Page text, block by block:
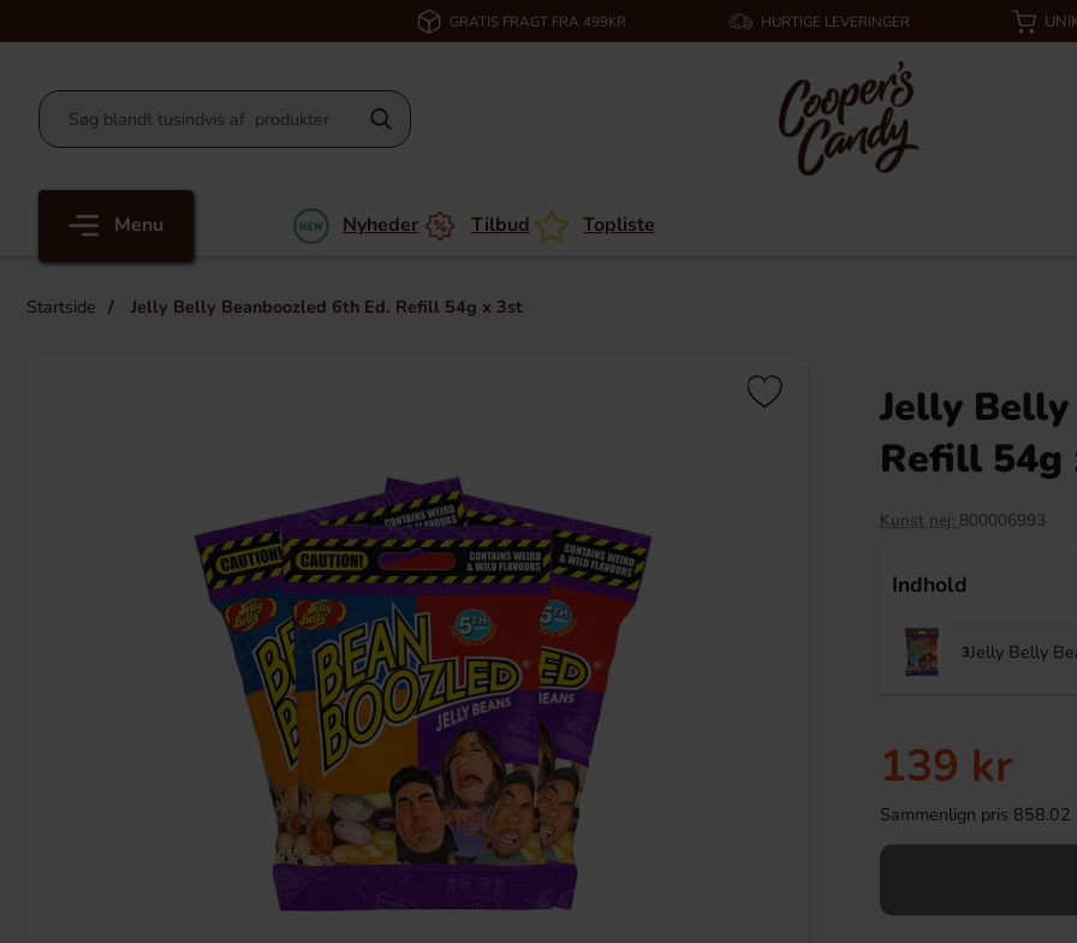
GRATIS FRAGT FRA 499KR HURTIGE LEVERINGER
Menu Nyheder Tilbud Topliste
Startside Jelly Belly Beanboozled 6th Ed. Refill 54g x 3st
Jelly
Refill 54g
Kunst nej: 800006993
Indhold
3Jelly Belly
139 kr
Sammenlign pris